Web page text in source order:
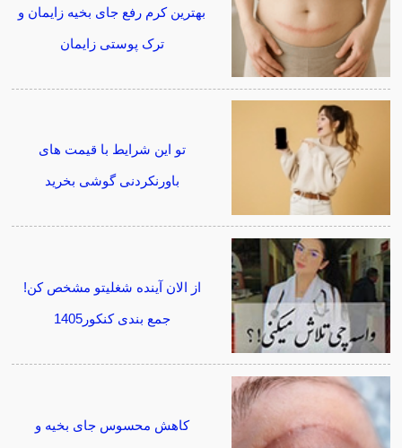
بهترین کرم رفع جای بخیه زایمان و
ترک پوستی زایمان
تو این شرایط با قیمت های
باورنکردنی گوشی بخرید
از الان آینده شغلیتو مشخص کن!
جمع بندی کنکور1405
کاهش محسوس جای بخیه و